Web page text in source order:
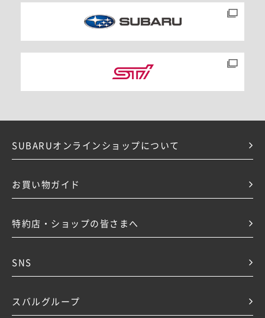
SUBARUオンラインショップについて
お買い物ガイド
特約店・ショップの皆さまへ
SNS
スバルグループ